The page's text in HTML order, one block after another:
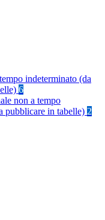
indeterminato (da
6
non a tempo
pubblicare in tabelle) 2